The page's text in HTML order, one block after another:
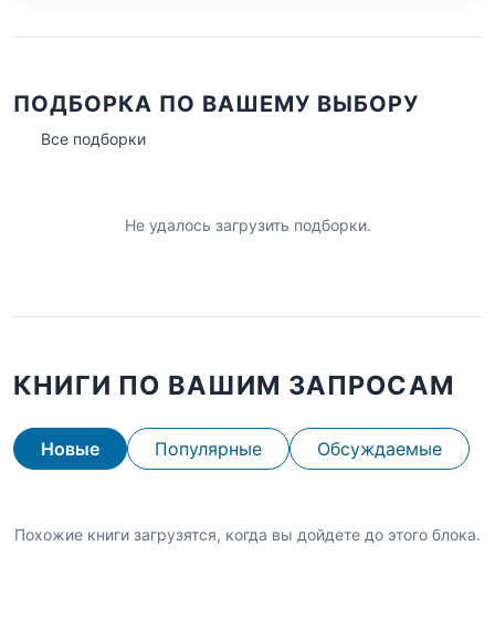
ПОДБОРКА ПО ВАШЕМУ ВЫБОРУ
Все подборки
Не удалось загрузить подборки.
КНИГИ ПО ВАШИМ ЗАПРОСАМ
Новые Популярные Обсуждаемые
Похожие книги загрузятся, когда вы дойдете до этого блока.